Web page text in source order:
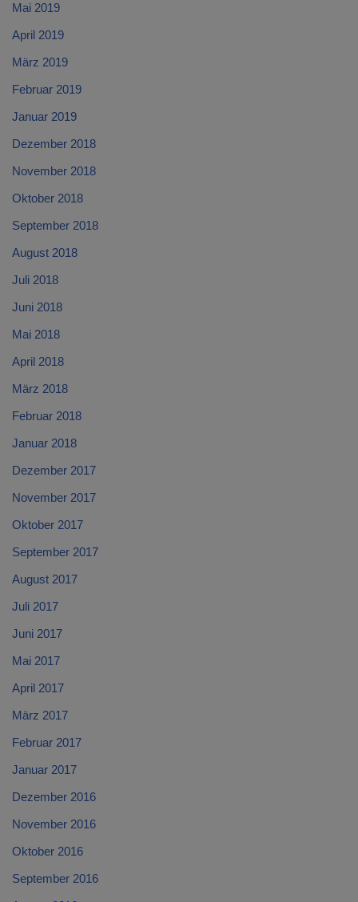
Mai 2019
April 2019
März 2019
Februar 2019
Januar 2019
Dezember 2018
November 2018
Oktober 2018
September 2018
August 2018
Juli 2018
Juni 2018
Mai 2018
April 2018
März 2018
Februar 2018
Januar 2018
Dezember 2017
November 2017
Oktober 2017
September 2017
August 2017
Juli 2017
Juni 2017
Mai 2017
April 2017
März 2017
Februar 2017
Januar 2017
Dezember 2016
November 2016
Oktober 2016
September 2016